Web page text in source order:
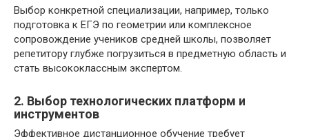
Выбор конкретной специализации, например, только
подготовка к ЕГЭ по геометрии или комплексное
сопровождение учеников средней школы, позволяет
репетитору глубже погрузиться в предметную область и
стать высококлассным экспертом.
2. Выбор технологических платформ и
инструментов
Эффективное дистанционное обучение требует